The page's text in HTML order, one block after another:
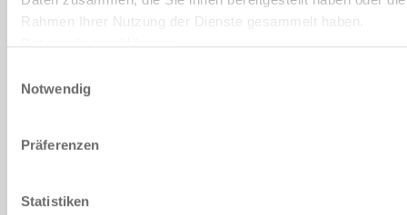
Rahmen Ihrer Nutzung der Dienste gesammelt haben.
Notwendig
Präferenzen
Statistiken
기술 데이터
다운로드